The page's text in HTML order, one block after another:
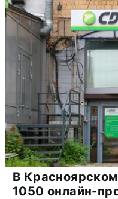
В
1050 онлайн-